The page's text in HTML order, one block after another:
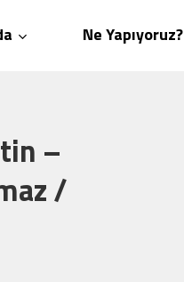
Ne Yapıyoruz?
–
/